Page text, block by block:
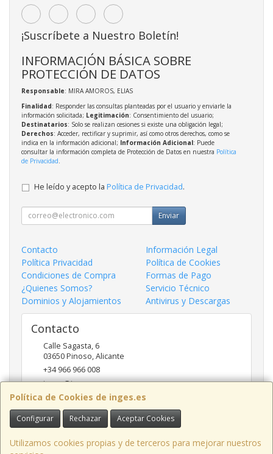
Política de Cookies de inges.es
Configurar Rechazar Aceptar Cookies
Utilizamos cookies propias y de terceros para mejorar nuestros
¡Suscríbete a Nuestro Boletín!
INFORMACIÓN BÁSICA SOBRE
PROTECCIÓN DE DATOS
Responsable: MIRA AMOROS, ELIAS
Finalidad: Responder las consultas planteadas por el usuario y enviarle la
información solicitada; Legitimación: Consentimiento del usuario;
Destinatarios: Solo se realizan cesiones si existe una obligación legal;
Derechos: Acceder, rectificar y suprimir, así como otros derechos, como se
indica en la información adicional; Información Adicional: Puede
consultar la información completa de Protección de Datos en nuestra Política
de Privacidad
He leído y acepto la Política de Privacidad.
Enviar
Contacto
Información Legal
Política Privacidad
Política de Cookies
Condiciones de Compra
Formas de Pago
¿Quienes Somos?
Servicio Técnico
Dominios y Alojamientos
Antivirus y Descargas
Contacto
Calle Sagasta, 6
03650Pinoso,Alicante
+34 966 966 008
inges@inges.es
Horario
9:00h - 14:00h y 17:00h - 19:30h